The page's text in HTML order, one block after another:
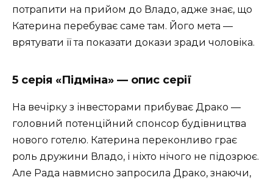
потрапити на прийом до Владо, адже знає, що
Катерина перебуває саме там. Його мета —
врятувати її та показати докази зради чоловіка.
5 серія «Підміна» — опис серії
На вечірку з інвесторами прибуває Драко —
головний потенційний спонсор будівництва
нового готелю. Катерина переконливо грає
роль дружини Владо, і ніхто нічого не підозрює.
Але Рада навмисно запросила Драко, знаючи,